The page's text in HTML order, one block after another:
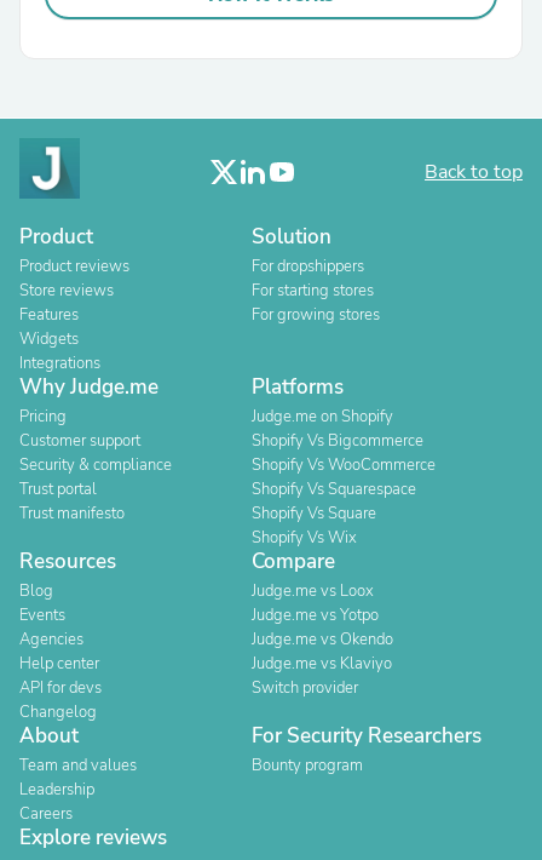
Back to top
Product
Product reviews
Store reviews
Features
Widgets
Integrations
Solution
For dropshippers
For starting stores
For growing stores
Why Judge.me
Pricing
Customer support
Security & compliance
Trust portal
Trust manifesto
Platforms
Judge.me on Shopify
Shopify Vs Bigcommerce
Shopify Vs WooCommerce
Shopify Vs Squarespace
Shopify Vs Square
Shopify Vs Wix
Resources
Blog
Events
Agencies
Help center
API for devs
Changelog
Compare
Judge.me vs Loox
Judge.me vs Yotpo
Judge.me vs Okendo
Judge.me vs Klaviyo
Switch provider
About
Team and values
Leadership
Careers
For Security Researchers
Bounty program
Explore reviews